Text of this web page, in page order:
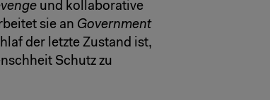
und kollaborative
sie an Government
der letzte Zustand ist,
Schutz zu